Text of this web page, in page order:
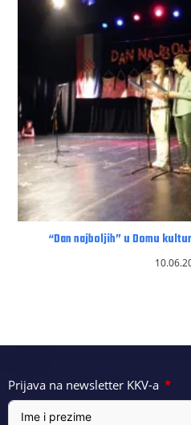
“Dan najboljih” u Domu
Prijava na newsletter KKV-a